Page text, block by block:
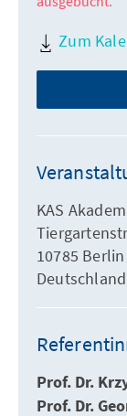
Zum
KAS
10785 Berlin
Deutschland
Prof. Dr.
Prof. Dr.